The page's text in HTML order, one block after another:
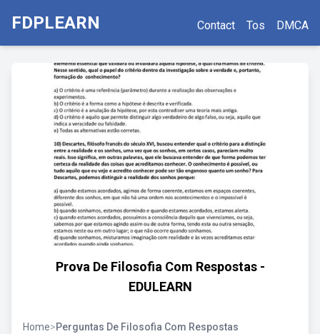
FDPLEARN Contact Tos DMCA
Prova De Filosofia Com Respostas -
EDULEARN
Home>Perguntas De Filosofia Com Respostas